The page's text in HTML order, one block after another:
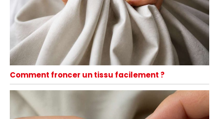
Comment froncer un tissu facilement ?